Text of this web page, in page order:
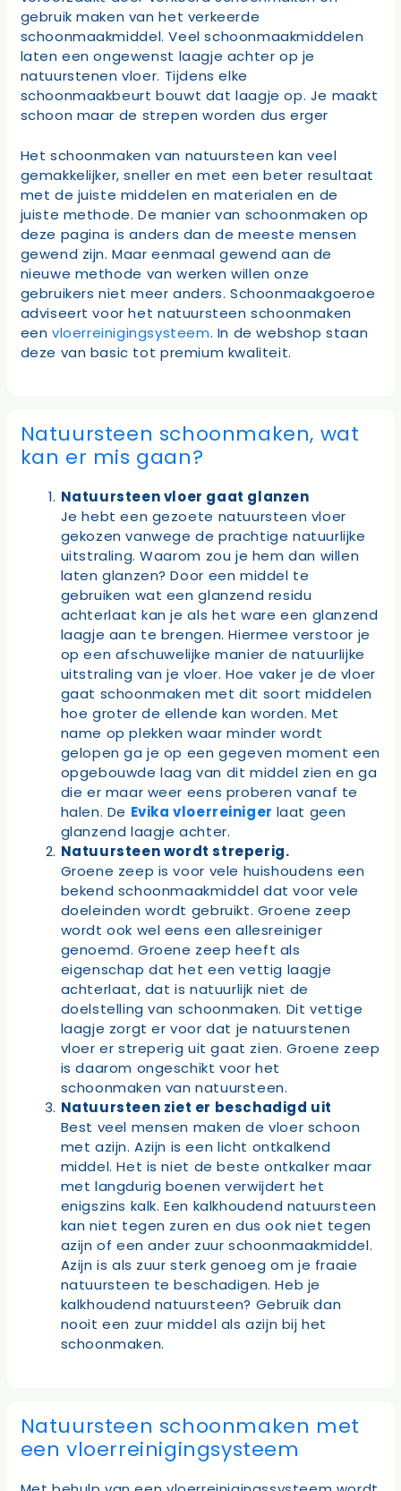
gebruik maken van het verkeerde
schoonmaakmiddel. Veel schoonmaakmiddelen
laten een ongewenst laagje achter op je
natuurstenen vloer. Tijdens elke
schoonmaakbeurt bouwt dat laagje op. Je maakt
schoon maar de strepen worden dus erger
Het schoonmaken van natuursteen kan veel
gemakkelijker, sneller en met een beter resultaat
met de juiste middelen en materialen en de
juiste methode. De manier van schoonmaken op
deze pagina is anders dan de meeste mensen
gewend zijn. Maar eenmaal gewend aan de
nieuwe methode van werken willen onze
gebruikers niet meer anders. Schoonmaakgoeroe
adviseert voor het natuursteen schoonmaken
een vloerreinigingsysteem. In de webshop staan
deze van basic tot premium kwaliteit.
Natuursteen schoonmaken, wat
kan er mis gaan?
Natuursteen vloer gaat glanzen
Je hebt een gezoete natuursteen vloer
gekozen vanwege de prachtige natuurlijke
uitstraling. Waarom zou je hem dan willen
laten glanzen? Door een middel te
gebruiken wat een glanzend residu
achterlaat kan je als het ware een glanzend
laagje aan te brengen. Hiermee verstoor je
op een afschuwelijke manier de natuurlijke
uitstraling van je vloer. Hoe vaker je de vloer
gaat schoonmaken met dit soort middelen
hoe groter de ellende kan worden. Met
name op plekken waar minder wordt
gelopen ga je op een gegeven moment een
opgebouwde laag van dit middel zien en ga
die er maar weer eens proberen vanaf te
halen. De Evika vloerreiniger laat geen
glanzend laagje achter.
Natuursteen wordt streperig.
Groene zeep is voor vele huishoudens een
bekend schoonmaakmiddel dat voor vele
doeleinden wordt gebruikt. Groene zeep
wordt ook wel eens een allesreiniger
genoemd. Groene zeep heeft als
eigenschap dat het een vettig laagje
achterlaat, dat is natuurlijk niet de
doelstelling van schoonmaken. Dit vettige
laagje zorgt er voor dat je natuurstenen
vloer er streperig uit gaat zien. Groene zeep
is daarom ongeschikt voor het
schoonmaken van natuursteen.
Natuursteen ziet er beschadigd uit
Best veel mensen maken de vloer schoon
met azijn. Azijn is een licht ontkalkend
middel. Het is niet de beste ontkalker maar
met langdurig boenen verwijdert het
enigszins kalk. Een kalkhoudend natuursteen
kan niet tegen zuren en dus ook niet tegen
azijn of een ander zuur schoonmaakmiddel.
Azijn is als zuur sterk genoeg om je fraaie
natuursteen te beschadigen. Heb je
kalkhoudend natuursteen? Gebruik dan
nooit een zuur middel als azijn bij het
schoonmaken.
Natuursteen schoonmaken met
een vloerreinigingsysteem